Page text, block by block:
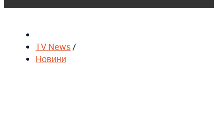
TV News/
Новини